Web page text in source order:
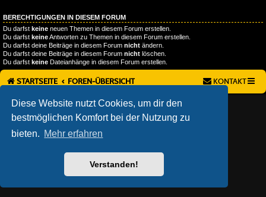
Diese Website nutzt Cookies, um dir den
bestmöglichen Komfort bei der Nutzung zu
bieten. Mehr erfahren
Verstanden!
BERECHTIGUNGEN IN DIESEM FORUM
Du darfst keine neuen Themen in diesem Forum erstellen.
Du darfst keineAntworten zu Themen in diesem Forum erstellen.
Du darfst deine Beiträge in diesem Forum nicht ändern.
Du darfst deine Beiträge in diesem Forum nicht löschen.
Du darfst keine Dateianhänge in diesem Forum erstellen.
STARTSEITE FOREN-ÜBERSICHT KONTAKT
AÇIEEED! STYLE BYIAN BRADLEY
PHPBB.DE
DATENSCHUTZ